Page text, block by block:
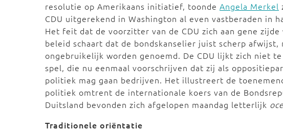
resolutie op Amerikaans initiatief, toonde Angela Merkel
CDU uitgerekend in Washington al even vastberaden in
Het feit dat de voorzitter van de CDU zich aan gene
beleid schaart dat de bondskanselier juist scherp afwijst,
ongebruikelijk worden genoemd. De CDU lijkt zich niet
spel, die nu eenmaal voorschrijven dat zij als
politiek mag gaan bedrijven. Het illustreert de
politiek omtrent de internationale koers van de
Duitsland bevonden zich afgelopen maandag letterlijk
Traditionele oriëntatie